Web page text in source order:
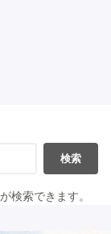
検索
検索できます。